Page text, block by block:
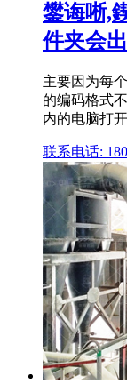
鐢诲唽,
件夹会
主要因为每
的编码格式
内的电脑打
联系电话: